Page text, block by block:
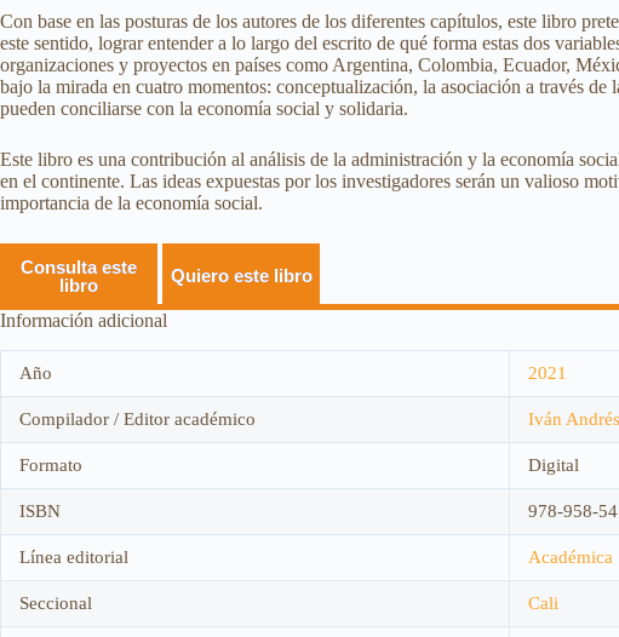
Con base en las posturas de los autores de los diferentes capítulos, este libro
este sentido, lograr entender a lo largo del escrito de qué forma estas dos
organizaciones y proyectos en países como Argentina, Colombia, Ecuador,
bajo la mirada en cuatro momentos: conceptualización, la asociación a través
pueden conciliarse con la economía social y solidaria.
Este libro es una contribución al análisis de la administración y la economía
en el continente. Las ideas expuestas por los investigadores serán un valioso
importancia de la economía social.
Consulta este
libro
Quiero este libro
Información adicional
Año 2021
Compilador / Editor académico Iván
Formato Digital
ISBN 978-958-
Línea editorial Académica
Seccional Cali